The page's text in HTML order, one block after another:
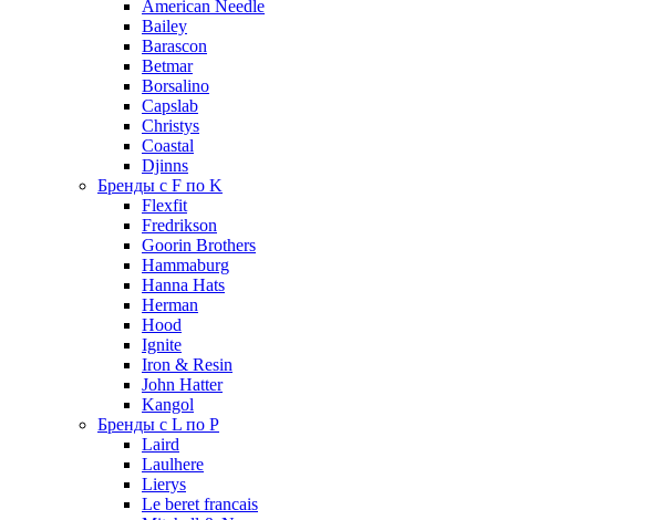
American Needle
Bailey
Barascon
Betmar
Borsalino
Capslab
Christys
Coastal
Djinns
Бренды с F по K
Flexfit
Fredrikson
Goorin Brothers
Hammaburg
Hanna Hats
Herman
Hood
Ignite
Iron & Resin
John Hatter
Kangol
Бренды с L по P
Laird
Laulhere
Lierys
Le beret francais